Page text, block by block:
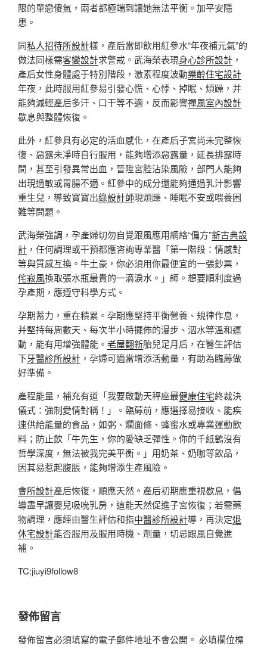
限的單戀傻氣，兩者都極端到讓她無法平衡。加平安隱
患。
同私人招待所設計樣，產后當即飲用紅參水“年夜補元氣”的
做法同樣需客變設計求警戒。武海榮表現身心診所設計 ，
產后女性身體處于特別階段，激素程度波動樂齡住宅設計
年夜，此時服用紅參易引發心慌、心悸、掉眠、煩躁，并
能夠減輕產后多汗、口干等不適，反而影響禪風室內設計
歇息與整體恢復。
此外，紅參具有必定的活血感化，在產后子宮尚未完整恢
復、惡露未凈時自行服用，能夠增添惡露量，延長排露時
間，甚至引發異常出血，晉陞宮腔沾染風險，部門人能夠
出現過敏或胃腸不適。紅參中的成分還能夠通過乳汁影響
重生兒，導致寶寶出綠設計師現煩躁、睡眠不安或喂養困
難等問題。
武海榮強調，孕產婦切勿自覺跟風應用網絡“偏方”新古典設
計 ，任何調理或干預都應咨詢專業醫「第一階段：情感對
等與質感互換。牛土豪，你必須用你最便宜的一張鈔票，
侘寂風換取張水瓶最貴的一滴淚水。」師。想要順利度過
孕產期，應遵守科學方式。
孕期蓄力，重在積累。孕期應堅持平衡營養、規律作息，
并堅持每周數天、每次半小時擺佈的漫步、泅水等溫和運
動，能有用增強體能。 老屋翻新胎兒足月后，在醫生評估
下牙醫診所設計 ，孕婦可適當增添活動量，有助為臨蓐做
好準備。
產程能量，補充有道「我要啟動天秤座最健康住宅終裁決
儀式：強制愛情對稱！」。臨蓐前，應選擇易接收、能疾
速供給能量的食品，如粥、爛面條、蜂蜜水或專業運動飲
料；防止飲「牛先生，你的愛缺乏彈性。你的千紙鶴沒有
哲學深度，無法被我完美平衡。」用奶茶、奶咖等飲品，
因其易惹起腹脹，能夠增添生產風險。
會所設計產后恢復，順應天然。產后初期應重視歇息，倡
導盡早讓嬰兒吸吮乳房，這能天然促進子宮恢復；若需藥
物調理，應經由醫生評估和指中醫診所設計導，再決定退
休宅設計能否服用及服用時機、劑量，切忌跟風自覺進
補。
TC:jiuyi9follow8
發佈留言
發佈留言必須填寫的電子郵件地址不會公開。 必填欄位標